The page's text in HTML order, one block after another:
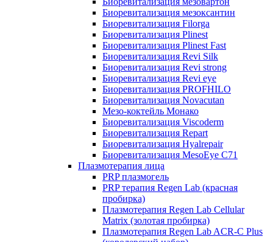
Биоревитализация мезоксантин
Биоревитализация Filorga
Биоревитализация Plinest
Биоревитализация Plinest Fast
Биоревитализация Revi Silk
Биоревитализация Revi strong
Биоревитализация Revi eye
Биоревитализация PROFHILO
Биоревитализация Novacutan
Мезо-коктейль Монако
Биоревитализация Viscoderm
Биоревитализация Repart
Биоревитализация Hyalrepair
Биоревитализация MesoEye C71
Плазмотерапия лица
PRP плазмогель
PRP терапия Regen Lab (красная
пробирка)
Плазмотерапия Regen Lab Cellular
Matrix (золотая пробирка)
Плазмотерапия Regen Lab ACR-C Plus